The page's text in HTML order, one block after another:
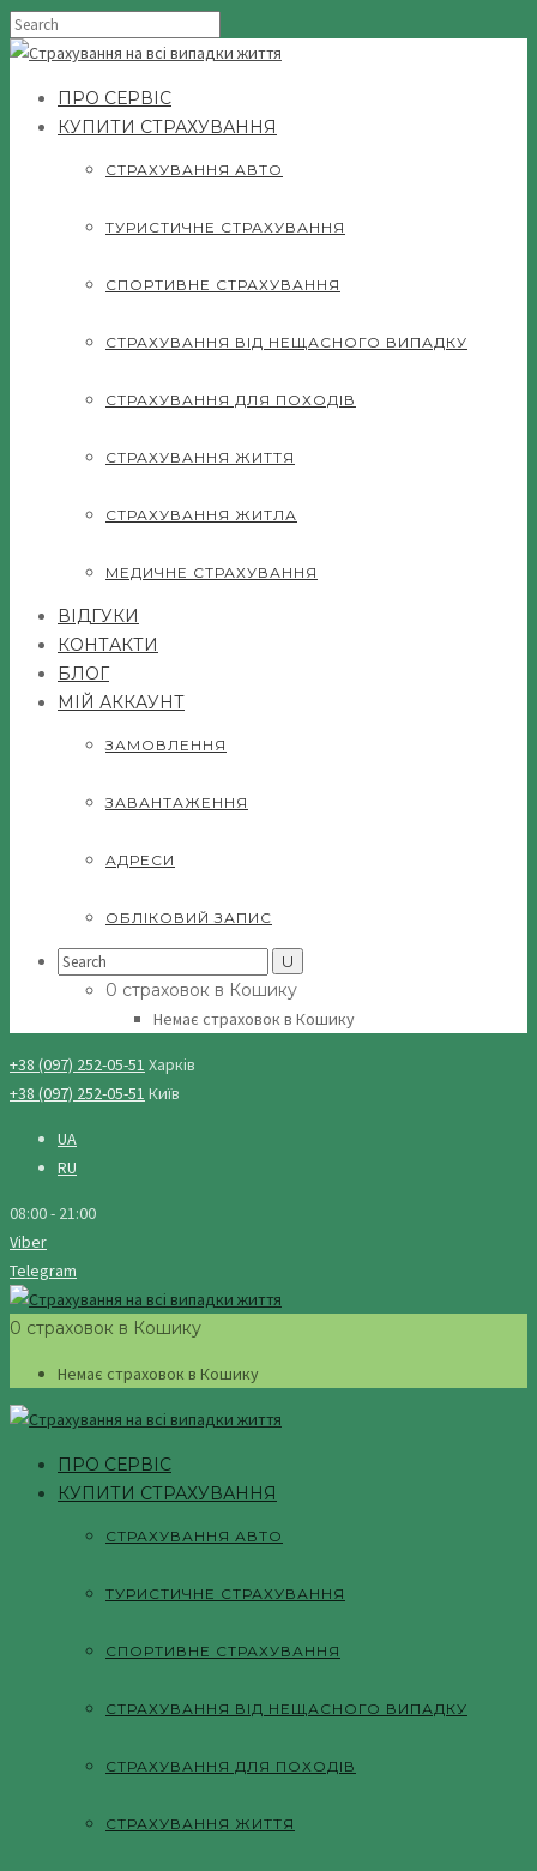
ПРО СЕРВІС
КУПИТИ СТРАХУВАННЯ
СТРАХУВАННЯ АВТО
ТУРИСТИЧНЕ СТРАХУВАННЯ
СПОРТИВНЕ СТРАХУВАННЯ
СТРАХУВАННЯ ВІД НЕЩАСНОГО ВИПАДКУ
СТРАХУВАННЯ ДЛЯ ПОХОДІВ
СТРАХУВАННЯ ЖИТТЯ
СТРАХУВАННЯ ЖИТЛА
МЕДИЧНЕ СТРАХУВАННЯ
ВІДГУКИ
КОНТАКТИ
БЛОГ
МІЙ АККАУНТ
ЗАМОВЛЕННЯ
ЗАВАНТАЖЕННЯ
АДРЕСИ
ОБЛІКОВИЙ ЗАПИС
Search
0 страховок в Кошику
Немає страховок в Кошику
+38 (097) 252-05-51 Харків
+38 (097) 252-05-51 Київ
UA
RU
08:00 - 21:00
Viber
Telegram
0 страховок в Кошику
Немає страховок в Кошику
ПРО СЕРВІС
КУПИТИ СТРАХУВАННЯ
СТРАХУВАННЯ АВТО
ТУРИСТИЧНЕ СТРАХУВАННЯ
СПОРТИВНЕ СТРАХУВАННЯ
СТРАХУВАННЯ ВІД НЕЩАСНОГО ВИПАДКУ
СТРАХУВАННЯ ДЛЯ ПОХОДІВ
СТРАХУВАННЯ ЖИТТЯ